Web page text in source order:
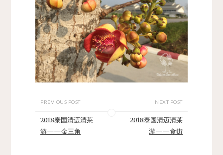
PREVIOUS POST
2018泰国清迈清莱
游——金三角
NEXT POST
2018泰国清迈清莱
游——食街